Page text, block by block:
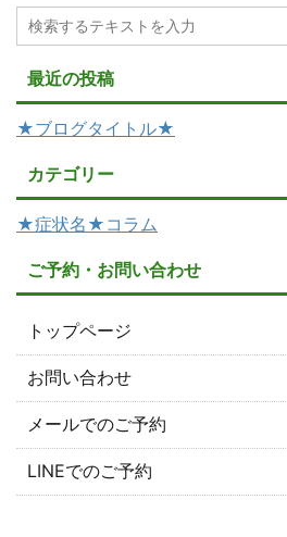
最近の投稿
★ブログタイトル★
カテゴリー
★症状名★コラム
ご予約・お問い合わせ
トップページ
お問い合わせ
メールでのご予約
LINEでのご予約